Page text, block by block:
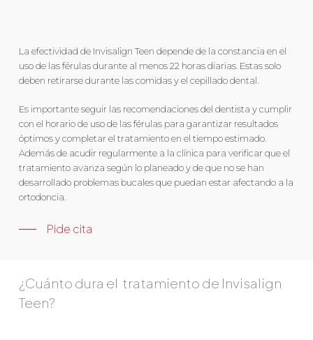
La efectividad de Invisalign Teen depende de la constancia en el
uso de las férulas durante al menos 22 horas diarias. Estas solo
deben retirarse durante las comidas y el cepillado dental.
Es importante seguir las recomendaciones del dentista y cumplir
con el horario de uso de las férulas para garantizar resultados
óptimos y completar el tratamiento en el tiempo estimado.
Además de acudir regularmente a la clínica para verificar que el
tratamiento avanza según lo planeado y de que no se han
desarrollado problemas bucales que puedan estar afectando a la
ortodoncia.
Pide cita
¿Cuánto dura el tratamiento de Invisalign
Teen?